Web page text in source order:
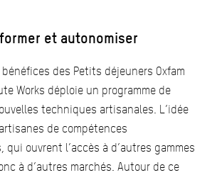
et autonomiser
des Petits déjeuners Oxfam
Works déploie un programme de
techniques artisanales. L’idée
de compétences
qui ouvrent l’accès à d’autres gammes
à d’autres marchés. Autour de ce